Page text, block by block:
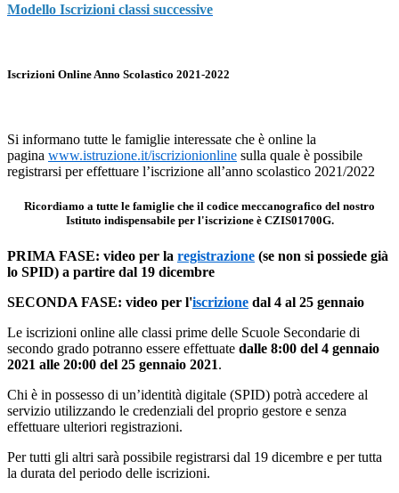
Modello Iscrizioni classi successive
Iscrizioni OnlineAnno Scolastico 2021-2022
Si informano tutte le famiglie interessate che è online la
pagina www.istruzione.it/iscrizionionline sulla quale è possibile
registrarsi per effettuare l’iscrizione all’anno scolastico 2021/2022
Ricordiamo a tutte le famiglie che il codice meccanografico del nostro
Istituto indispensabile per l'iscrizione è CZIS01700G.
PRIMA FASE: video per la registrazione (se non si possiede già
lo SPID) a partire dal 19 dicembre
SECONDA FASE: video per l'iscrizione dal 4 al 25 gennaio
Le iscrizioni online alle classi prime delle Scuole Secondarie di
secondo grado potranno essere effettuate dalle 8:00 del 4 gennaio
2021 alle 20:00 del 25 gennaio 2021.
Chi è in possesso di un’identità digitale (SPID) potrà accedere al
servizio utilizzando le credenziali del proprio gestore e senza
effettuare ulteriori registrazioni.
Per tutti gli altri sarà possibile registrarsi dal 19 dicembre e per tutta
la durata del periodo delle iscrizioni.